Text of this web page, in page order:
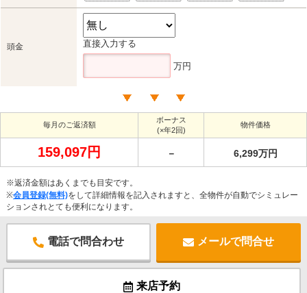
頭金 直接入力する
万円
毎月のご返済額
ボーナス
(×年2回)
物件価格
159,097円 － 6,299万円
※返済金額はあくまでも目安です。
※会員登録(無料)をして詳細情報を記入されますと、全物件が自動でシミュレー
ションされとても便利になります。
電話で問合わせ メールで問合せ
来店予約